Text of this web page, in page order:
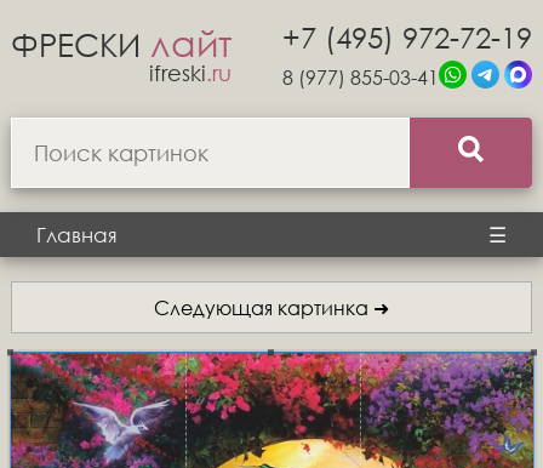
ФРЕСКИ лайт
ifreski.ru
+7 (495) 972-72-19
8 (977) 855-03-41
Главная ☰
Следующая картинка ➜